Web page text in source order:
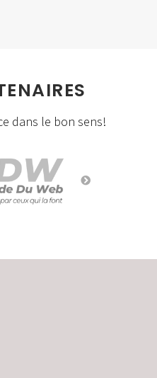
dans le bon sens!